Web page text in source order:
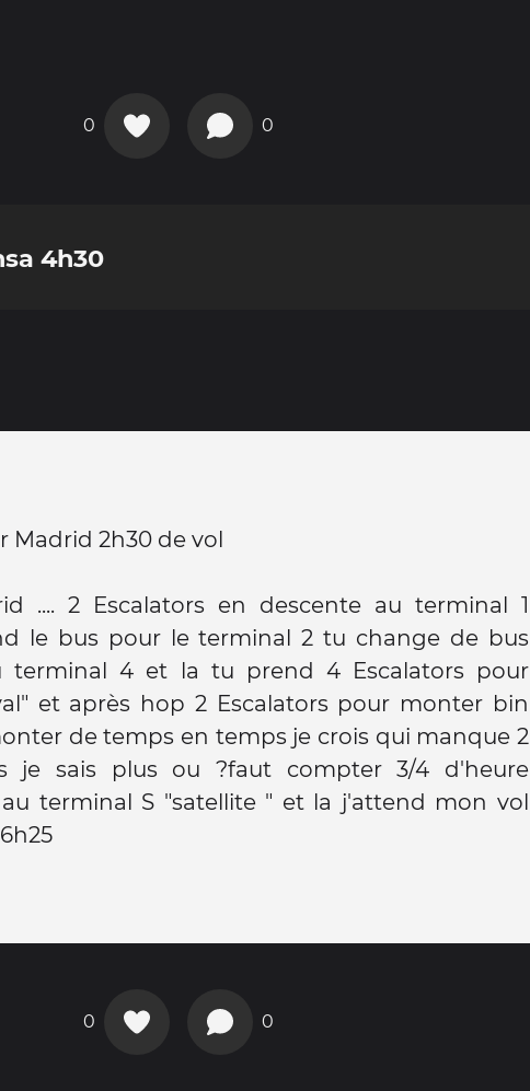
0 0
4h30
Madrid 2h30 de vol
.... 2 Escalators en descente au terminal 1
le bus pour le terminal 2 tu change de bus
terminal 4 et la tu prend 4 Escalators pour
et après hop 2 Escalators pour monter bin
de temps en temps je crois qui manque 2
je sais plus ou ?faut compter 3/4 d'heure
terminal S "satellite " et la j'attend mon vol
0 0